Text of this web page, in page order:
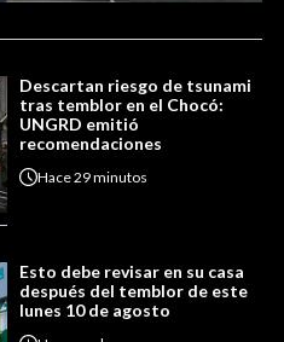
Descartan riesgo de tsunami
tras temblor en el Chocó:
UNGRD emitió
recomendaciones
Hace29 minutos
Esto debe revisar en su casa
después del temblor de este
lunes 10 de agosto